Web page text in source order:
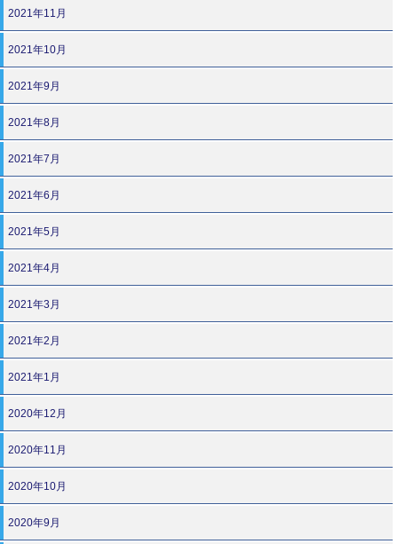
2021年11月
2021年10月
2021年9月
2021年8月
2021年7月
2021年6月
2021年5月
2021年4月
2021年3月
2021年2月
2021年1月
2020年12月
2020年11月
2020年10月
2020年9月